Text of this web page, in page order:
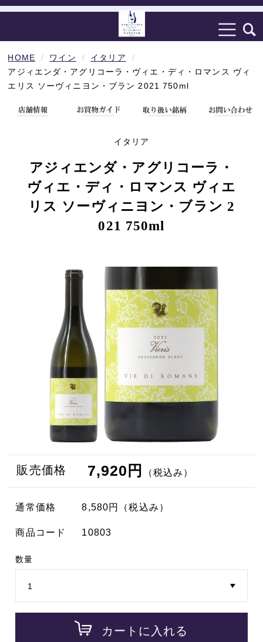
HOME ワイン
イタリア
アジィエンダ・アグリコーラ・ヴィエ・ディ・ロマンス ヴィ
エリス ソーヴィニヨン・ブラン 2021 750ml
イタリア
アジィエンダ・アグリコーラ・
ヴィエ・ディ・ロマンス ヴィエ
リス ソーヴィニヨン・ブラン 2
021 750ml
販売価格 7,920円 （税込み）
通常価格 8,580円 （税込み）
商品コード 10803
数量
カートに入れる